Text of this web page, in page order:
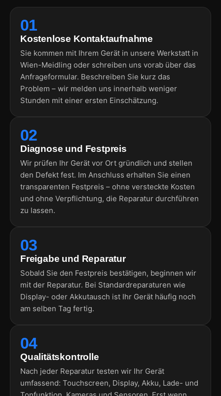
01
Kostenlose Kontaktaufnahme
Sie kommen mit Ihrem Gerät in unsere Werkstatt in
Wien-Meidling oder schreiben uns vorab über das
Anfrageformular. Beschreiben Sie kurz das
Problem – wir melden uns innerhalb weniger
Stunden mit einer ersten Einschätzung.
02
Diagnose und Festpreis
Wir prüfen Ihr Gerät vor Ort gründlich und stellen
den Defekt fest. Im Anschluss erhalten Sie einen
transparenten Festpreis – ohne versteckte Kosten
und ohne Verpflichtung, die Reparatur durchführen
zu lassen.
03
Freigabe und Reparatur
Sobald Sie den Festpreis bestätigen, beginnen wir
mit der Reparatur. Bei Standardreparaturen wie
Display- oder Akkutausch ist Ihr Gerät häufig noch
am selben Tag fertig.
04
Qualitätskontrolle
Nach jeder Reparatur testen wir Ihr Gerät
umfassend: Touchscreen, Display, Akku, Lade- und